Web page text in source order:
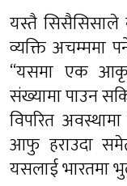
यस्तै सिसैसिसाले
व्यक्ति अचम्ममा
“यसमा एक
संख्यामा पाउन
विपरित
आफु हराउदा
यसलाई भारतमा